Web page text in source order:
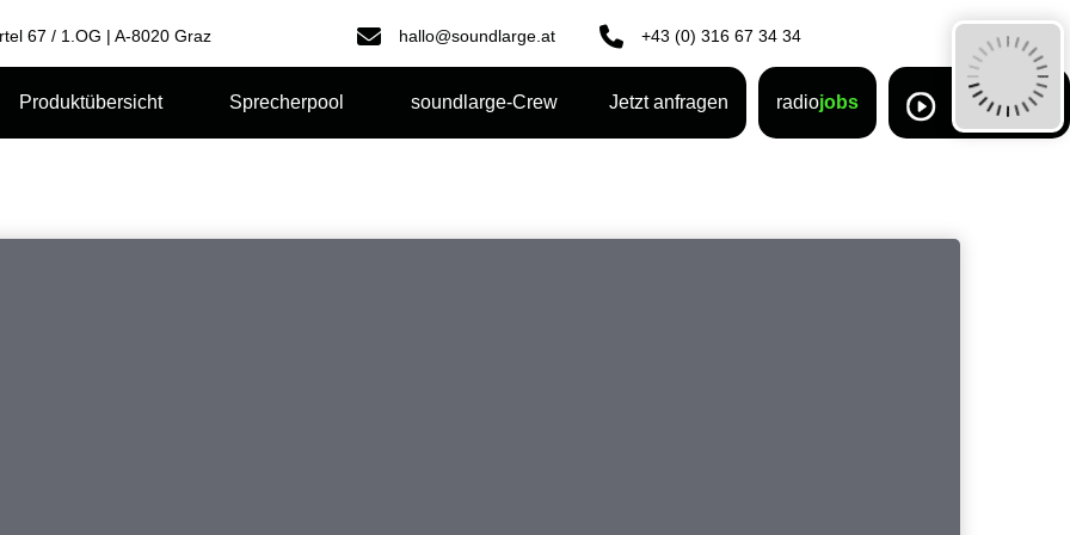
67 / 1.OG | A-8020 Graz hallo@soundlarge.at +43 (0) 316 67 34 34
Produktübersicht Sprecherpool soundlarge-Crew Jetzt anfragen radiojobs